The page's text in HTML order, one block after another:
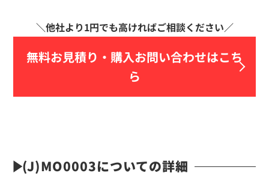
無料お見積り・ 購入お問い合わせはこち
ら
(J)MO0003についての詳細